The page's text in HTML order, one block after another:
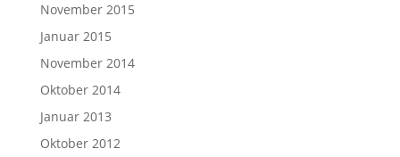
November 2015
Januar 2015
November 2014
Oktober 2014
Januar 2013
Oktober 2012